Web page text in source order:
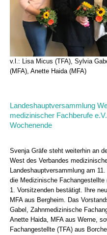
v.l.: Lisa Micus (TFA), Sylvia
(MFA), Anette Haida (MFA)
Landeshauptversammlung
medizinischer Fachberufe
Wochenende
Svenja Gräfe steht weiterhin an
West des Verbandes
Landeshauptversammlung am
die Medizinische
1. Vorsitzenden bestätigt. Ihre
MFA aus Bergheim. Das
Gabel, Zahnmedizinische
Anette Haida, MFA aus Werne,
Fachangestellte (TFA) aus